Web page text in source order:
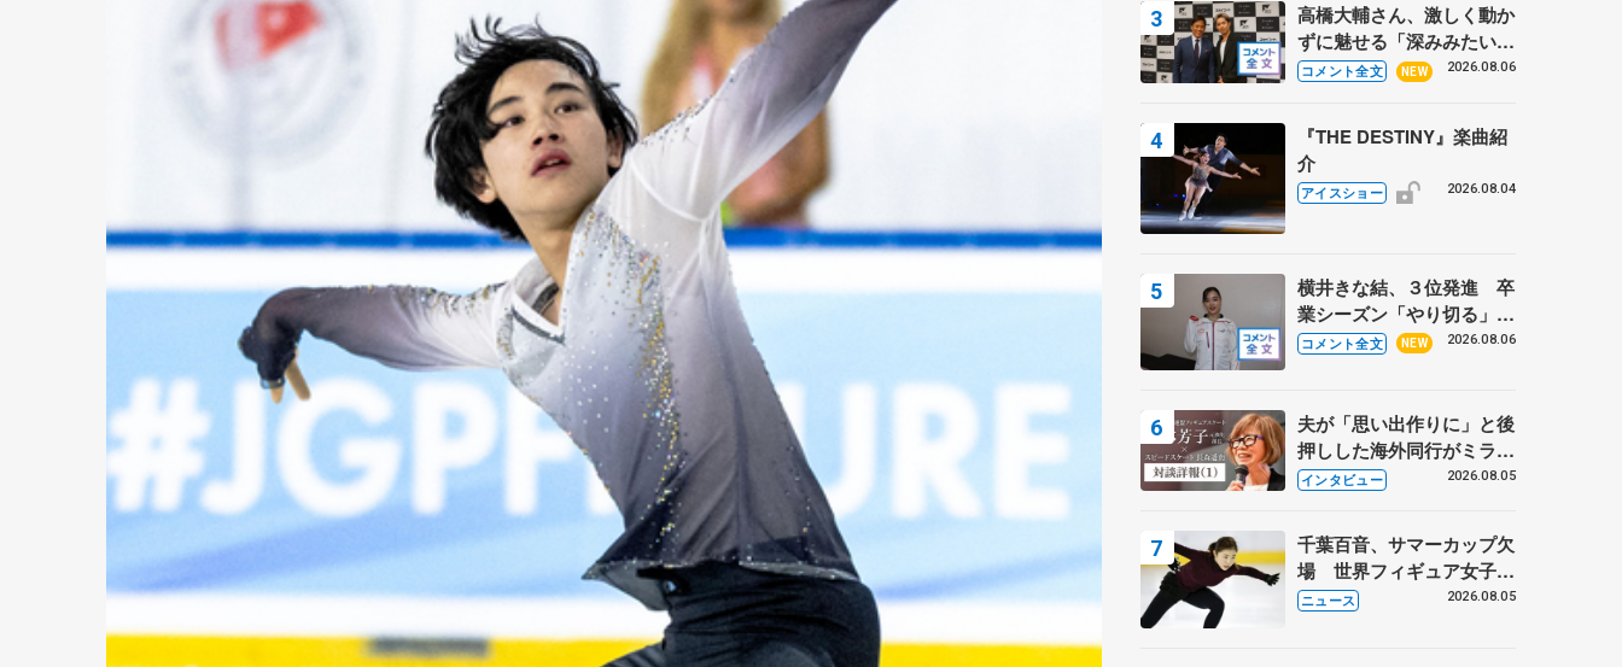
高橋大輔さん、激しく動か
ずに魅せる「深みみたいな
ものは出てきている？」
あい
コメント全文 NEW 2026.08.06
『THE DESTINY』楽曲紹
介
アイスショー 2026.08.04
横井きな結、３位発進 卒
業シーズン「やり切る」
【みなとアクルス杯SP】
コメント全文 NEW 2026.08.06
夫が「思い出作りに」と後
押しした海外同行がミラノ
まで… 繁華街のリンクで
に 小林芳子さんが振り返
るスケート人生
インタビュー 2026.08.05
千葉百音、サマーカップ欠
場 世界フィギュア女子2
位
ニュース 2026.08.05